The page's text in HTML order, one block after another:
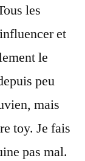
les
et
le
peu
mais
toy. Je fais
pas mal.